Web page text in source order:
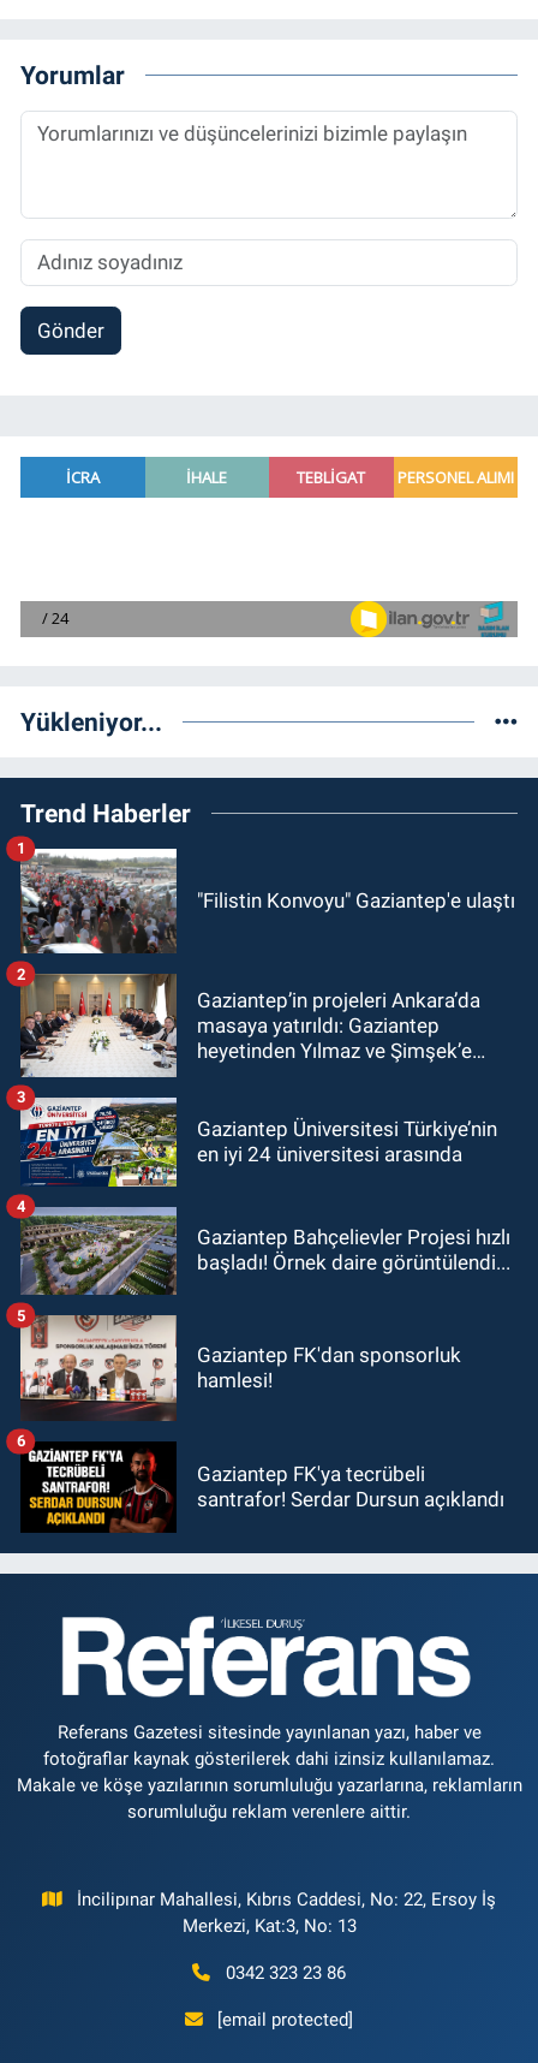
Sorumlu Haber Editörü' olarak devam
etmektedir.
Yorumlar
Gönder
Yükleniyor...
Trend Haberler
"Filistin Konvoyu" Gaziantep'e ulaştı
1
Gaziantep’in projeleri Ankara’da
masaya yatırıldı: Gaziantep
heyetinden Yılmaz ve Şimşek’e
2
Gaziantep Üniversitesi Türkiye’nin
en iyi 24 üniversitesi arasında
3
Gaziantep Bahçelievler Projesi hızlı
başladı! Örnek daire görüntülendi...
4
Gaziantep FK'dan sponsorluk
hamlesi!
5
Gaziantep FK'ya tecrübeli
santrafor! Serdar Dursun açıklandı
6
Referans Gazetesi sitesinde yayınlanan yazı, haber ve
fotoğraflar kaynak gösterilerek dahi izinsiz kullanılamaz.
Makale ve köşe yazılarının sorumluluğu yazarlarına, reklamların
sorumluluğu reklam verenlere aittir.
İncilipınar Mahallesi, Kıbrıs Caddesi, No: 22, Ersoy İş
Merkezi, Kat:3, No: 13
0342 323 23 86
[email protected]